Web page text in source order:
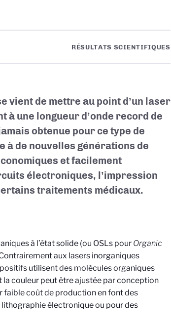
RÉSULTATS SCIENTIFIQUES
vient de mettre au point d’un laser
à une longueur d’onde record de
obtenue pour ce type de
à de nouvelles générations de
et facilement
électroniques, l’impression
traitements médicaux.
à l’état solide (ou OSLs pour Organic
aux lasers inorganiques
utilisent des molécules organiques
couleur peut être ajustée par conception
faible coût de production en font des
électronique ou pour des